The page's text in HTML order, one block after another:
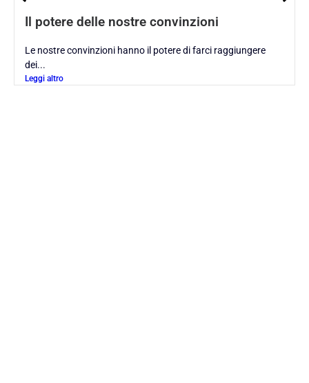
Il potere delle nostre convinzioni
Le nostre convinzioni hanno il potere di farci raggiungere
dei...
Leggi altro